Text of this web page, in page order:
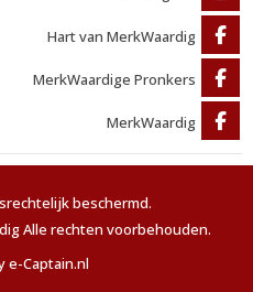
Hart van MerkWaardig
MerkWaardige Pronkers
MerkWaardig
beschermd.
Alle rechten voorbehouden.
e-Captain.nl